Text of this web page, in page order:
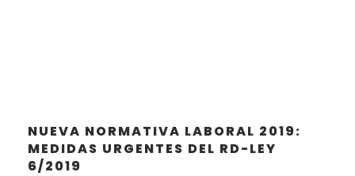
NUEVA NORMATIVA LABORAL 2019:
MEDIDAS URGENTES DEL RD-LEY
6/2019